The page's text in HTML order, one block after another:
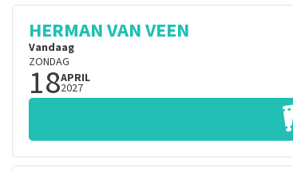
HERMAN VAN VEEN
Vandaag
ZONDAG
18APRIL
2027